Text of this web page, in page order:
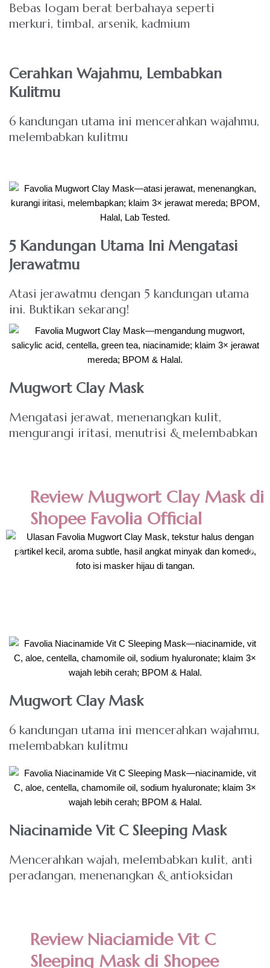
Bebas logam berat berbahaya seperti
merkuri, timbal, arsenik, kadmium
Cerahkan Wajahmu, Lembabkan
Kulitmu
6 kandungan utama ini mencerahkan wajahmu,
melembabkan kulitmu
5 Kandungan Utama Ini Mengatasi
Jerawatmu
Atasi jerawatmu dengan 5 kandungan utama
ini. Buktikan sekarang!
Mugwort Clay Mask
Mengatasi jerawat, menenangkan kulit,
mengurangi iritasi, menutrisi & melembabkan
Review Mugwort Clay Mask di
Shopee Favolia Official
Mugwort Clay Mask
6 kandungan utama ini mencerahkan wajahmu,
melembabkan kulitmu
Niacinamide Vit C Sleeping Mask
Mencerahkan wajah, melembabkan kulit, anti
peradangan, menenangkan & antioksidan
Review Niaciamide Vit C
Sleeping Mask di Shopee